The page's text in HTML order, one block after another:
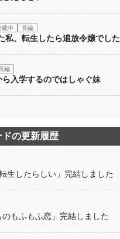
載中 長編
私、転生したら追放令嬢でした
編
入学するのではしゃぐ妹
ドの更新履歴
生したらしい」完結しました
のもふもふ恋」完結しました